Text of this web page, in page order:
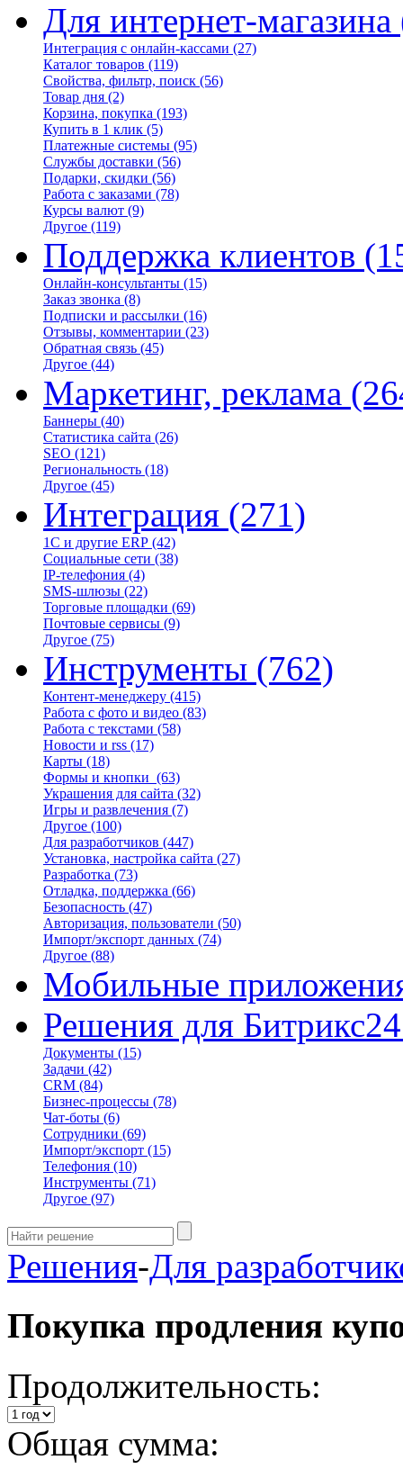
Для интернет-магазина
Интеграция с онлайн-кассами (27)
Каталог товаров (119)
Свойства, фильтр, поиск (56)
Товар дня (2)
Корзина, покупка (193)
Купить в 1 клик (5)
Платежные системы (95)
Службы доставки (56)
Подарки, скидки (56)
Работа с заказами (78)
Курсы валют (9)
Другое (119)
Поддержка клиентов
Онлайн-консультанты (15)
Заказ звонка (8)
Подписки и рассылки (16)
Отзывы, комментарии (23)
Обратная связь (45)
Другое (44)
Маркетинг, реклама
Баннеры (40)
Статистика сайта (26)
SEO (121)
Региональность (18)
Другое (45)
Интеграция (271)
1С и другие ERP (42)
Социальные сети (38)
IP-телефония (4)
SMS-шлюзы (22)
Торговые площадки (69)
Почтовые сервисы (9)
Другое (75)
Инструменты (762)
Контент-менеджеру (415)
Работа с фото и видео (83)
Работа с текстами (58)
Новости и rss (17)
Карты (18)
Формы и кнопки (63)
Украшения для сайта (32)
Игры и развлечения (7)
Другое (100)
Для разработчиков (447)
Установка, настройка сайта (27)
Разработка (73)
Отладка, поддержка (66)
Безопасность (47)
Авторизация, пользователи (50)
Импорт/экспорт данных (74)
Другое (88)
Мобильные
Решения для Битрикс24
Документы (15)
Задачи (42)
CRM (84)
Бизнес-процессы (78)
Чат-боты (6)
Сотрудники (69)
Импорт/экспорт (15)
Телефония (10)
Инструменты (71)
Другое (97)
Решения-Для
Покупка продления
Продолжительность:
Общая сумма: